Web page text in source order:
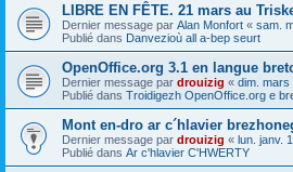
LIBRE EN FÊTE. 21 mars au
Dernier message par Alan Monfort « sam.
Publié dans Danvezioù all a-bep seurt
OpenOffice.org 3.1 en langue
Dernier message par drouizig « dim. mars
Publié dans Troidigezh OpenOffice.org e
Mont en-dro ar c´hlavier
Dernier message par drouizig « lun. janv.
Publié dans Ar c'hlavier C'HWERTY